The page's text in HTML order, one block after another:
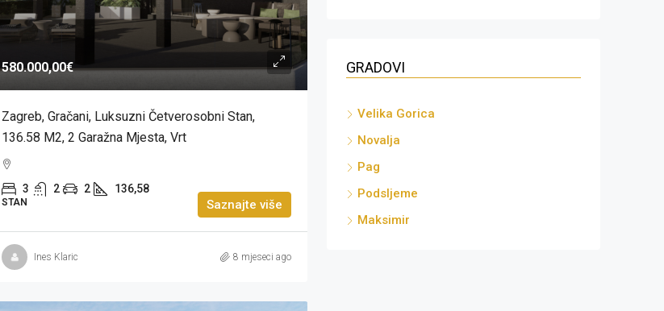
580.000,00€
Zagreb, Gračani, Luksuzni Četverosobni Stan,
136.58 M2, 2 Garažna Mjesta, Vrt
3 2 2 136,58
STAN Saznajte više
Ines Klaric 8 mjeseci ago
GRADOVI
Velika Gorica
Novalja
Pag
Podsljeme
Maksimir